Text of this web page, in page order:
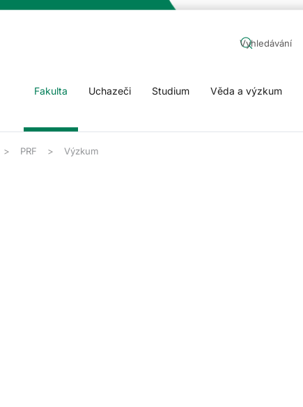
Fakulta Uchazeči Studium Věda a výzkum
PRF Výzkum